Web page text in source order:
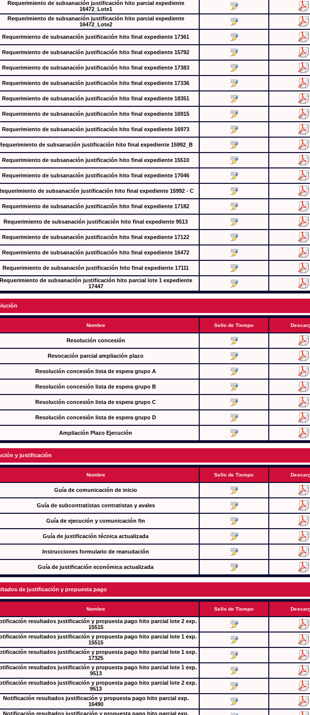
Requerimiento de subsanación justificación hito parcial expediente
16472_Lote1
Requerimiento de subsanación justificación hito parcial expediente
16472_Lote2
Requerimiento de subsanación justificación hito final expediente 17361
Requerimiento de subsanación justificación hito final expediente 15792
Requerimiento de subsanación justificación hito final expediente 17383
Requerimiento de subsanación justificación hito final expediente 17336
Requerimiento de subsanación justificación hito final expediente 18351
Requerimiento de subsanación justificación hito final expediente 16915
Requerimiento de subsanación justificación hito final expediente 16973
de subsanación justificación hito final expediente 15992_B
Requerimiento de subsanación justificación hito final expediente 15510
Requerimiento de subsanación justificación hito final expediente 17046
de subsanación justificación hito final expediente 15992 - C
Requerimiento de subsanación justificación hito final expediente 17182
Requerimiento de subsanación justificación hito final expediente 9513
Requerimiento de subsanación justificación hito final expediente 17122
Requerimiento de subsanación justificación hito final expediente 16472
Requerimiento de subsanación justificación hito final expediente 17111
de subsanación justificación hito parcial lote 1 expediente
17447
Nombre Sello de Tiempo
Resolución concesión
Revocación parcial ampliación plazo
Resolución concesión lista de espera grupo A
Resolución concesión lista de espera grupo B
Resolución concesión lista de espera grupo C
Resolución concesión lista de espera grupo D
Ampliación Plazo Ejecución
y justificación
Nombre Sello de Tiempo
Guía de comunicación de inicio
Guía de subcontratistas contratistas y avales
Guía de ejecución y comunicación fin
Guía de justificación técnica actualizada
Instrucciones formulario de reanudación
Guía de justificación económica actualizada
de justificación y propuesta pago
Nombre Sello de Tiempo
resultados justificación y propuesta pago hito parcial lote 2 exp.
15515
resultados justificación y propuesta pago hito parcial lote 1 exp.
15515
resultados justificación y propuesta pago hito parcial lote 1 exp.
17325
resultados justificación y propuesta pago hito parcial lote 1 exp.
9513
resultados justificación y propuesta pago hito parcial lote 2 exp.
9513
Notificación resultados justificación y propuesta pago hito parcial exp.
16490
Notificación resultados justificación y propuesta pago hito parcial exp.